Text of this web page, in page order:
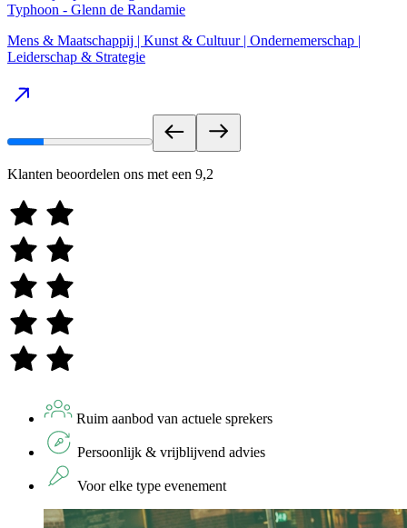
Typhoon - Glenn de Randamie
Mens & Maatschappij | Kunst & Cultuur | Ondernemerschap |
Leiderschap & Strategie
Klanten beoordelen ons met een 9,2
Ruim aanbod van actuele sprekers
Persoonlijk & vrijblijvend advies
Voor elke type evenement